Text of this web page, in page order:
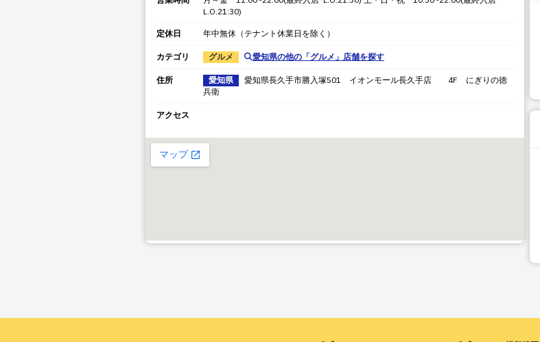
L.O.21:30)
定休日 年中無休（テナント休業日を除く）
カテゴリ グルメ 愛知県の他の「グルメ 」店舗を探す
住所 愛知県 愛知県長久手市勝入塚501 イオンモール長久手店 4F にぎりの徳
兵衛
アクセス